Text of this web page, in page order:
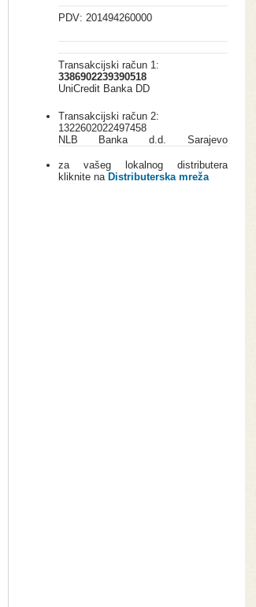
PDV: 201494260000
Transakcijski račun 1:
3386902239390518
UniCredit Banka DD
Transakcijski račun 2:
1322602022497458
NLB Banka d.d. Sarajevo
za vašeg lokalnog distributera
kliknite na Distributerska mreža